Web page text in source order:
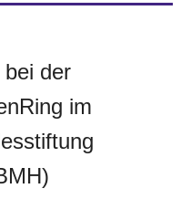
der
im